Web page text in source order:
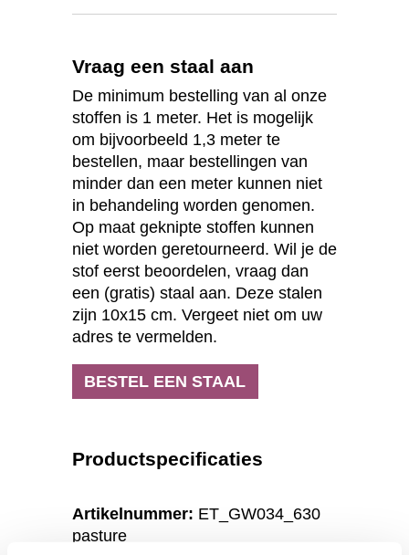
Vraag een staal aan
De minimum bestelling van al onze
stoffen is 1 meter. Het is mogelijk
om bijvoorbeeld 1,3 meter te
bestellen, maar bestellingen van
minder dan een meter kunnen niet
in behandeling worden genomen.
Op maat geknipte stoffen kunnen
niet worden geretourneerd. Wil je de
stof eerst beoordelen, vraag dan
een (gratis) staal aan. Deze stalen
zijn 10x15 cm. Vergeet niet om uw
adres te vermelden.
BESTEL EEN STAAL
Productspecificaties
Artikelnummer: ET_GW034_630
pasture